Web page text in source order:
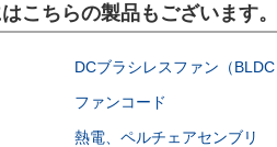
こちらの製品もございます。
DCブラシレスファン（BLDC
ファンコード
熱電、ペルチェアセンブリ